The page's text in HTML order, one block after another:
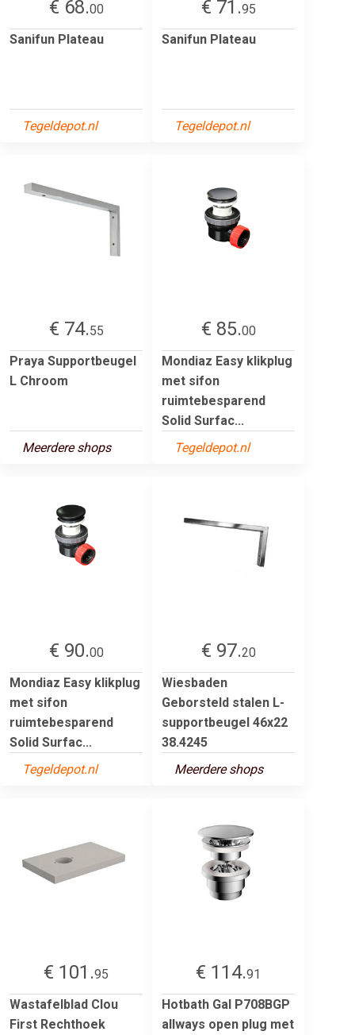
€ 68.00
Sanifun Plateau
Tegeldepot.nl
€ 71.95
Sanifun Plateau
Tegeldepot.nl
€ 74.55
Praya Supportbeugel
L Chroom
Meerdere shops
€ 85.00
Mondiaz Easy klikplug
met sifon
ruimtebesparend
Solid Surfac...
Tegeldepot.nl
€ 90.00
Mondiaz Easy klikplug
met sifon
ruimtebesparend
Solid Surfac...
Tegeldepot.nl
€ 97.20
Wiesbaden
Geborsteld stalen L-
supportbeugel 46x22
38.4245
Meerdere shops
€ 101.95
Wastafelblad Clou
First Rechthoek
€ 114.91
Hotbath Gal P708BGP
allways open plug met